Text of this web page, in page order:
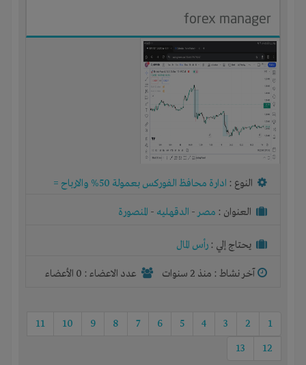
forex manager
النوع :
ادارة محافظ الفوركس بعمولة 50% والارباح =
العنوان : مصر- الدقهليه - المنصورة
يحتاج إلي : رأس المال
آخر نشاط : منذ 2 سنوات عدد الاعضاء : 0 الأعضاء
1
2
3
4
5
6
7
8
9
10
11
12
13